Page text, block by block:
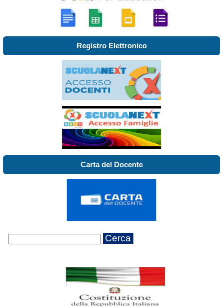
Registro Elettronico
Carta del Docente
Cerca